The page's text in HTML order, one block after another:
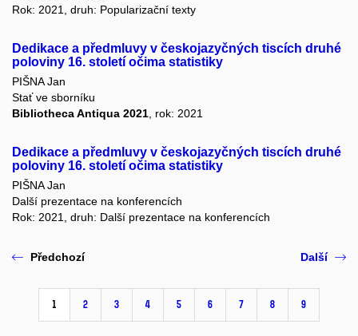
Rok: 2021, druh: Popularizační texty
Dedikace a předmluvy v českojazyčných tiscích druhé
poloviny 16. století očima statistiky
PIŠNA Jan
Stať ve sborníku
Bibliotheca Antiqua 2021 , rok: 2021
Dedikace a předmluvy v českojazyčných tiscích druhé
poloviny 16. století očima statistiky
PIŠNA Jan
Další prezentace na konferencích
Rok: 2021, druh: Další prezentace na konferencích
Předchozí
1 2 3 4 5 6 7 8 9
Další